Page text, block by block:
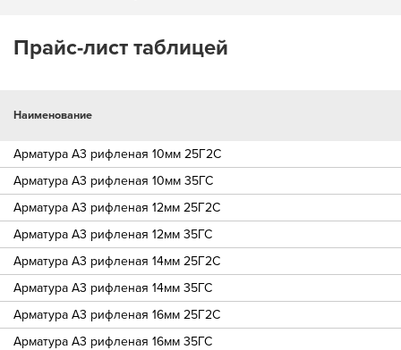
Прайс-лист таблицей
Наименование
Арматура A3 рифленая 10мм 25Г2С
Арматура A3 рифленая 10мм 35ГС
Арматура A3 рифленая 12мм 25Г2С
Арматура A3 рифленая 12мм 35ГС
Арматура A3 рифленая 14мм 25Г2С
Арматура A3 рифленая 14мм 35ГС
Арматура A3 рифленая 16мм 25Г2С
Арматура A3 рифленая 16мм 35ГС